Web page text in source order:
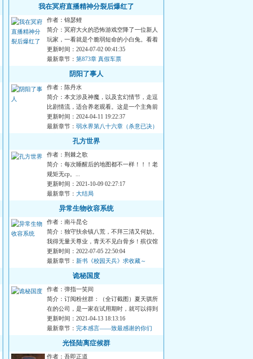
娜·韦
我在冥府直播精神分裂后爆红了
作者：锦瑟鲤
简介：冥府大火的恐怖游戏空降了一位新人
玩家，一看就是个脆弱短命的小白兔。看着
刚开局精神值就狂降的陶...
更新时间：2024-07-02 00:41:35
最新章节： 第873章 真假车票
阴阳了事人
作者：陈丹水
简介：本文涉及神魔，以及玄幻情节，走逗
比剧情流，适合养老观看。这是一个主角前
期吊丝，后面经过各种事...
更新时间：2024-04-11 19:22:37
最新章节： 弱水界第八十六章（杀意已决）
（高我和心魔）
孔方世界
作者：荆棘之歌
简介：每次睡醒后的地图都不一样！！！老
规矩无cp。...
更新时间：2021-10-09 02:27:17
最新章节： 大结局
异常生物收容系统
作者：南斗昆仑
简介：独守扶余镇八荒，不拜三清又何妨。
我得无量天尊业，青天不见白骨乡！殡仪馆
小工的崛起纪实。猛鬼收...
更新时间：2022-07-05 22:50:04
最新章节： 新书《校园天兵》求收藏～
诡秘国度
作者：弹指一笑间
简介：订阅粉丝群：（全订截图）夏天骐所
在的公司，是一家在试用期时，就可以得到
月薪万，配送奥迪汽车，...
更新时间：2021-04-13 18:13:16
最新章节： 完本感言——致最感谢的你们
光怪陆离症候群
作者：吾即正道